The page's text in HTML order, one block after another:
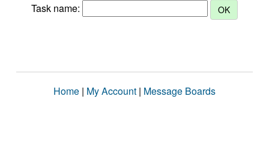
Task name:
Home | My Account | Message Boards